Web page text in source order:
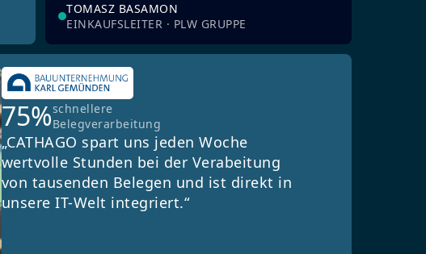
TOMASZ BASAMON
EINKAUFSLEITER · PLW GRUPPE
75%schnellere
Belegverarbeitung
„CATHAGO spart uns jeden Woche
wertvolle Stunden bei der Verabeitung
von tausenden Belegen und ist direkt in
unsere IT-Welt integriert.“